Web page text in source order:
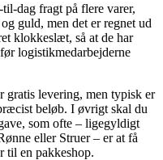
dag fragt på flere varer,
guld, men det er regnet ud
klokkeslæt, så at de har
logistikmedarbejderne
gratis levering, men typisk er
beløb. I øvrigt skal du
som ofte – ligegyldigt
eller Struer – er at få
til en pakkeshop.